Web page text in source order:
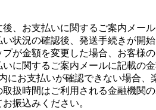
後、お支払いに関するご案内メー
い状況の確認後、発送手続きが開始
プが金額を変更した場合、お客様
いに関するご案内メールに記載の
にお支払いが確認できない場合、
取扱時間はご利用される金融機関
お振込みください。